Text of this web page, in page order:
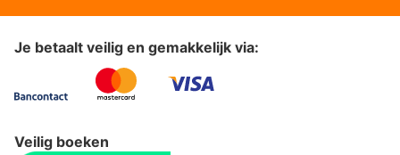
Je betaalt veilig en gemakkelijk via:
Veilig boeken